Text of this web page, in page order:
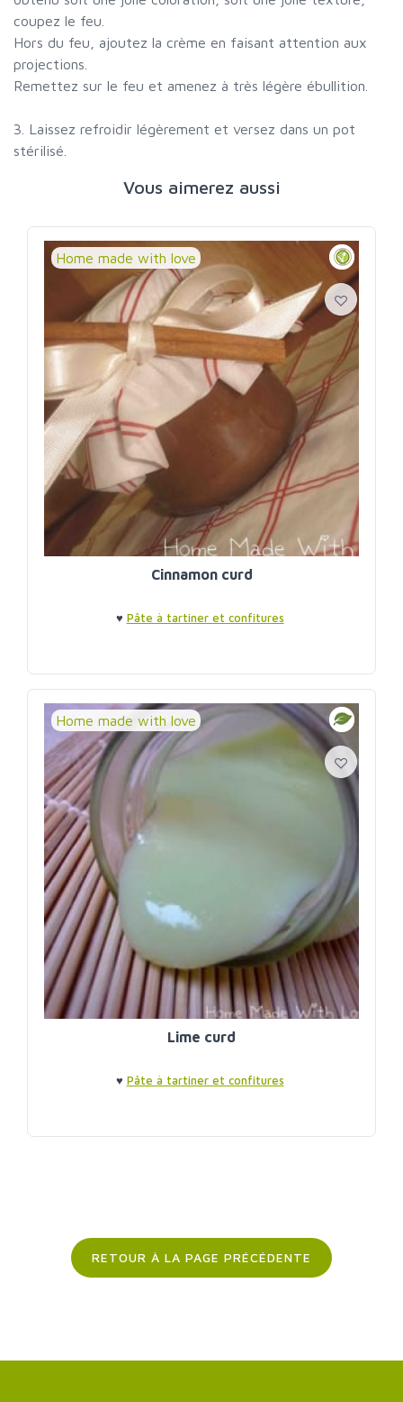
coupez le feu.
Hors du feu, ajoutez la crème en faisant attention aux
projections.
Remettez sur le feu et amenez à très légère ébullition.
3. Laissez refroidir légèrement et versez dans un pot
stérilisé.
Vous aimerez aussi
Home made with love
Cinnamon curd
♥ Pâte à tartiner et confitures
Home made with love
Lime curd
♥ Pâte à tartiner et confitures
RETOUR À LA PAGE PRÉCÉDENTE